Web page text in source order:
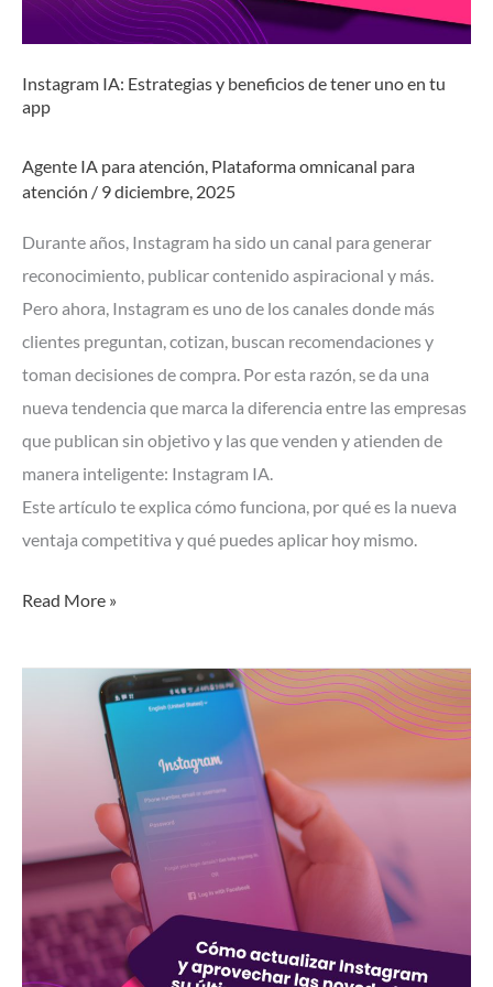
Instagram IA: Estrategias y beneficios de tener uno en tu
app
Agente IA para atención, Plataforma omnicanal para
atención / 9 diciembre, 2025
Durante años, Instagram ha sido un canal para generar
reconocimiento, publicar contenido aspiracional y más.
Pero ahora, Instagram es uno de los canales donde más
clientes preguntan, cotizan, buscan recomendaciones y
toman decisiones de compra. Por esta razón, se da una
nueva tendencia que marca la diferencia entre las empresas
que publican sin objetivo y las que venden y atienden de
manera inteligente: Instagram IA.
Este artículo te explica cómo funciona, por qué es la nueva
ventaja competitiva y qué puedes aplicar hoy mismo.
Read More »
aprovechar
las
novedades
de
su
última